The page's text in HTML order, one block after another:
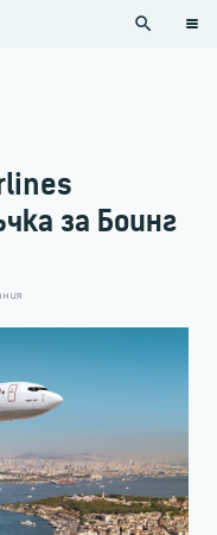
search
за Боинг